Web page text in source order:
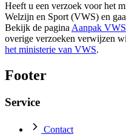
Heeft u een verzoek voor het
Welzijn en Sport (VWS) en
Bekijk de pagina Aanpak
overige verzoeken verwijzen
het ministerie van VWS.
Footer
Service
Contact